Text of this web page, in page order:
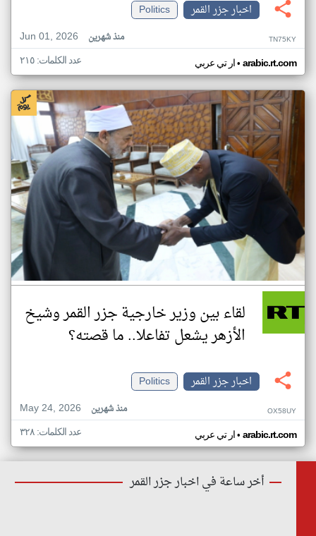
اخبار جزر القمر
Politics
Jun 01, 2026
منذ شهرين TN75KY
ار تي عربي• arabic.rt.com عدد الكلمات: ٢١٥
لقاء بين وزير خارجية جزر القمر وشيخ
الأزهر يشعل تفاعلا.. ما قصته؟
اخبار جزر القمر
Politics
May 24, 2026
منذ شهرين OX58UY
ار تي عربي• arabic.rt.com عدد الكلمات: ٣٢٨
أخر ساعة في اخبار جزر القمر